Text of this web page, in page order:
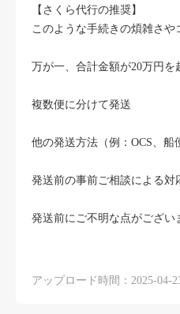
【さくら代行の推奨】
このような手続きの煩雑さ
万が一、合計金額が20万円
複数便に分けて発送
他の発送方法（例：OCS、船
発送前の事前ご相談による対
発送前にご不明な点がござ
アップロード時間：2025-04-